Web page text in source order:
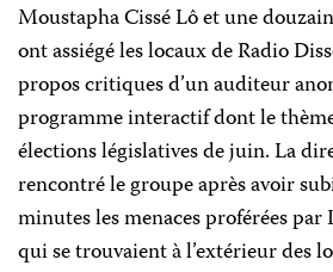
Moustapha Cissé Lô et une
ont assiégé les locaux de Radio
propos critiques d’un auditeur
programme interactif dont le
élections législatives de juin. La
rencontré le groupe après avoir
minutes les menaces proférées par
qui se trouvaient à l’extérieur des